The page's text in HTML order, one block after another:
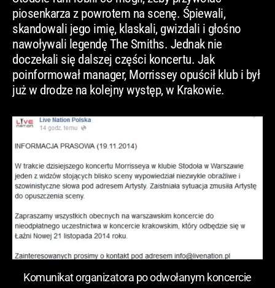
piosenkarza z powrotem na scenę. Śpiewali,
skandowali jego imię, klaskali, gwizdali i głośno
nawoływali legendę The Smiths. Jednak nie
doczekali się dalszej części koncertu. Jak
poinformował manager, Morrissey opuścił klub i był
już w drodze na kolejny występ, w Krakowie.
Komunikat organizatora po odwołanym koncercie